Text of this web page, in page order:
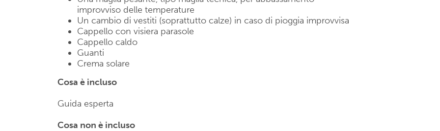
improvviso delle temperature
Un cambio di vestiti (soprattutto calze) in caso di pioggia improvvisa
Cappello con visiera parasole
Cappello caldo
Guanti
Crema solare
Cosa è incluso
Guida esperta
Cosa non è incluso